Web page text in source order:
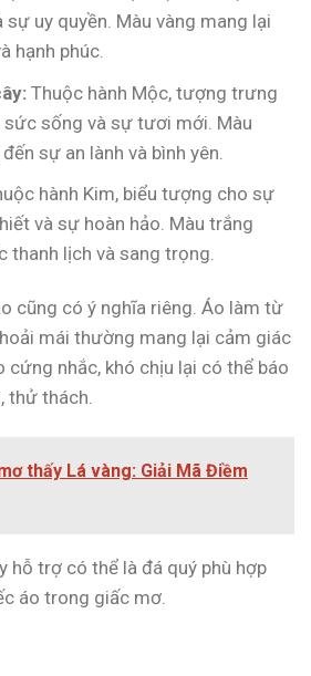
sự uy quyền. Màu vàng mang lại
hạnh phúc.
Thuộc hành Mộc, tượng trưng
sức sống và sự tươi mới. Màu
sự an lành và bình yên.
hành Kim, biểu tượng cho sự
và sự hoàn hảo. Màu trắng
thanh lịch và sang trọng.
cũng có ý nghĩa riêng. Áo làm từ
mái thường mang lại cảm giác
nhắc, khó chịu lại có thể báo
thử thách.
thấy Lá vàng: Giải Mã Điềm
hỗ trợ có thể là đá quý phù hợp
áo trong giấc mơ.